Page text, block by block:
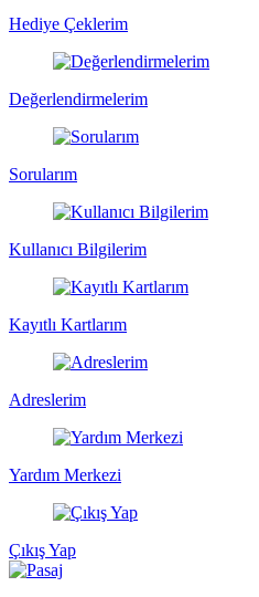
Hediye Çeklerim
Değerlendirmelerim
Sorularım
Kullanıcı Bilgilerim
Kayıtlı Kartlarım
Adreslerim
Yardım Merkezi
Çıkış Yap